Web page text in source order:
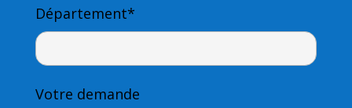
Département*
Votre demande